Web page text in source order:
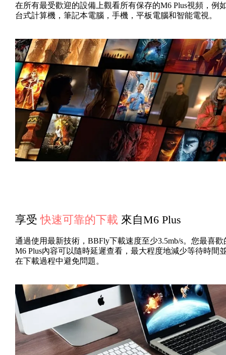
在所有最受歡迎的設備上觀看所有保存的M6 Plus視頻，例
台式計算機，筆記本電腦，手機，平板電腦和智能電視。
享受快速可靠的下載 來自M6 Plus
通過使用最新技術，BBFly下載速度至少3.5mb/s。您最喜歡
M6 Plus內容可以隨時延遲查看，最大程度地減少等待時間
在下載過程中避免問題。